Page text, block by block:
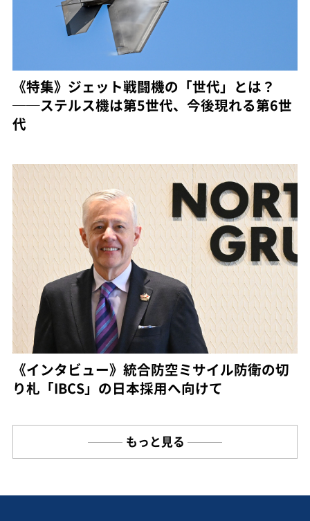
《特集》ジェット戦闘機の「世代」とは？
──ステルス機は第5世代、今後現れる第6世
代
《インタビュー》統合防空ミサイル防衛の切
り札「IBCS」の日本採用へ向けて
もっと見る